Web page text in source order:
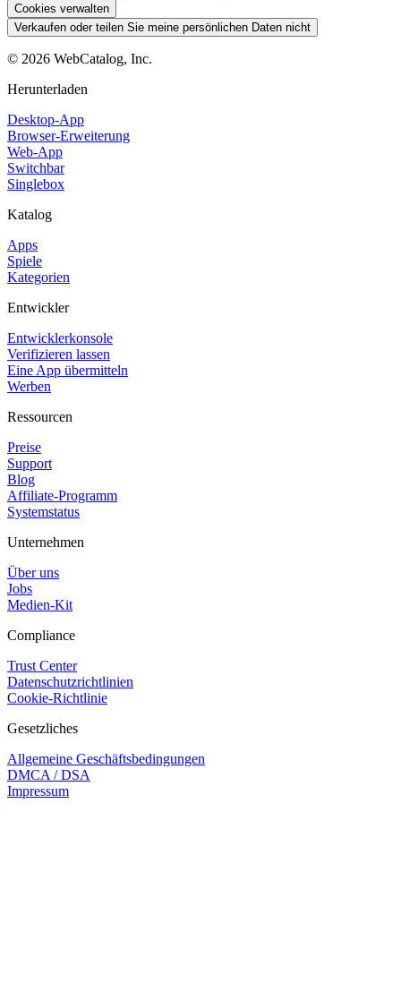
Cookies verwalten
Verkaufen oder teilen Sie meine persönlichen Daten nicht
© 2026 WebCatalog, Inc.
Herunterladen
Desktop-App
Browser-Erweiterung
Web-App
Switchbar
Singlebox
Katalog
Apps
Spiele
Kategorien
Entwickler
Entwicklerkonsole
Verifizieren lassen
Eine App übermitteln
Werben
Ressourcen
Preise
Support
Blog
Affiliate-Programm
Systemstatus
Unternehmen
Über uns
Jobs
Medien-Kit
Compliance
Trust Center
Datenschutzrichtlinien
Cookie-Richtlinie
Gesetzliches
Allgemeine Geschäftsbedingungen
DMCA / DSA
Impressum